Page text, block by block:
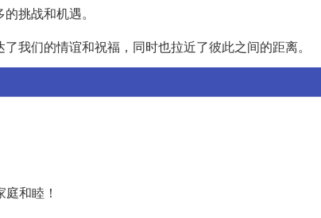
挑战和机遇。
我们的情谊和祝福，同时也拉近了彼此之间的距离。
和睦！